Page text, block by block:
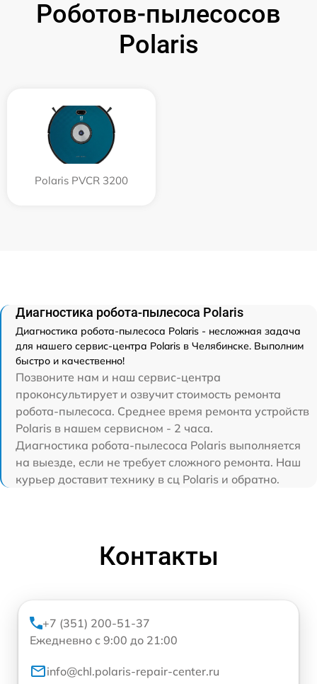
Роботов-пылесосов
Polaris
Polaris PVCR 3200
Диагностика робота-пылесоса Polaris
Диагностика робота-пылесоса Polaris - несложная задача
для нашего сервис-центра Polaris в Челябинске. Выполним
быстро и качественно!
Позвоните нам и наш сервис-центра
проконсультирует и озвучит стоимость ремонта
робота-пылесоса. Среднее время ремонта устройств
Polaris в нашем сервисном - 2 часа.
Диагностика робота-пылесоса Polaris выполняется
на выезде, если не требует сложного ремонта. Наш
курьер доставит технику в сц Polaris и обратно.
Контакты
+7 (351) 200-51-37
Ежедневно с 9:00 до 21:00
info@chl.polaris-repair-center.ru